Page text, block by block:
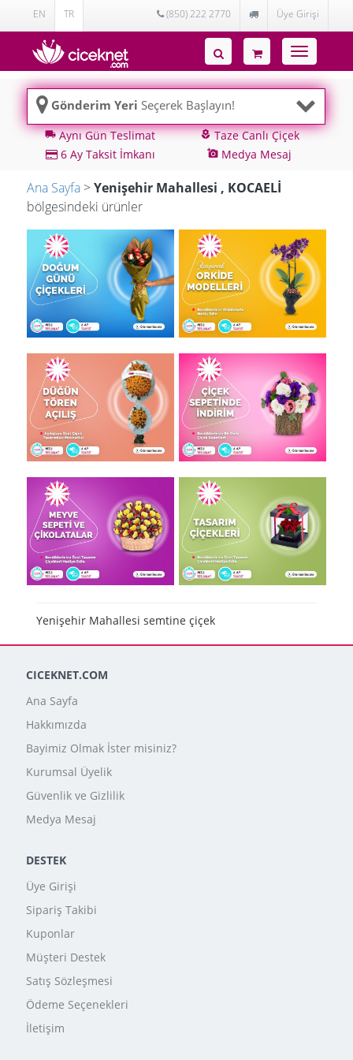
EN TR (850) 222 2770 Üye Girişi
Toggle
navigation
Gönderim Yeri Seçerek Başlayın!
local_shippingAynı Gün Teslimat local_floristTaze Canlı Çiçek
6 Ay Taksit İmkanı
add_a_photo Medya Mesaj
Ana Sayfa >Yenişehir Mahallesi , KOCAELİ
bölgesindeki ürünler
Yenişehir Mahallesi semtine çiçek
CICEKNET.COM
Ana Sayfa
Hakkımızda
Bayimiz Olmak İster misiniz?
Kurumsal Üyelik
Güvenlik ve Gizlilik
Medya Mesaj
DESTEK
Üye Girişi
Sipariş Takibi
Kuponlar
Müşteri Destek
Satış Sözleşmesi
Ödeme Seçenekleri
İletişim